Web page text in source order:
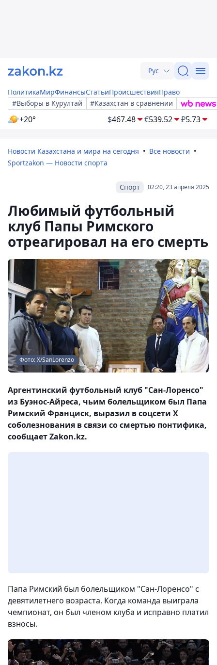
Рус
ПолитикаМирФинансыСтатьиПроисшествияПраво
#Выборы в Курултай
#Казахстан в сравнении
+20° $467.48 €539.52 ₽5.73
Новости Казахстана и мира на сегодня
Все новости
Sportzakon — Новости спорта
02:20, 23 апреля 2025
Спорт
Любимый футбольный
клуб Папы Римского
отреагировал на его смерть
Фото: Х/SanLorenzo
Аргентинский футбольный клуб "Сан-Лоренсо"
из Буэнос-Айреса, чьим болельщиком был Папа
Римский Франциск, выразил в соцсети X
соболезнования в связи со смертью понтифика,
сообщает Zakon.kz.
Папа Римский был болельщиком "Сан-Лоренсо" с
девятилетнего возраста. Когда команда выиграла
чемпионат, он был членом клуба и исправно платил
взносы.